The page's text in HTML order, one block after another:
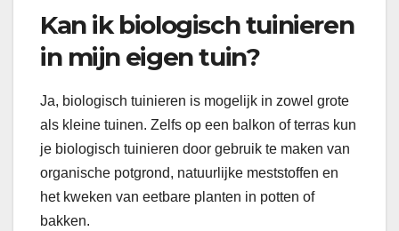
Kan ik biologisch tuinieren
in mijn eigen tuin?
Ja, biologisch tuinieren is mogelijk in zowel grote
als kleine tuinen. Zelfs op een balkon of terras kun
je biologisch tuinieren door gebruik te maken van
organische potgrond, natuurlijke meststoffen en
het kweken van eetbare planten in potten of
bakken.